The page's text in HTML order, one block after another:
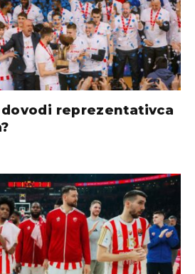
dovodi reprezentativca